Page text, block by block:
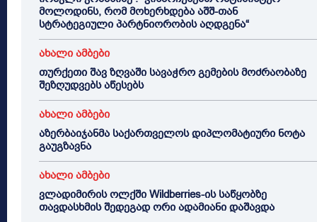
მოლოდინს, რომ მოხერხდება აშშ-თან
სტრატეგიული პარტნიორობის აღდგენა“
ახალი ამბები
თურქეთი შავ ზღვაში სავაჭრო გემების მოძრაობაზე
შეზღუდვებს აწესებს
ახალი ამბები
აზერბაიჯანმა საქართველოს დიპლომატიური ნოტა
გაუგზავნა
ახალი ამბები
ვლადიმირის ოლქში Wildberries-ის საწყობზე
თავდასხმის შედეგად ორი ადამიანი დაშავდა